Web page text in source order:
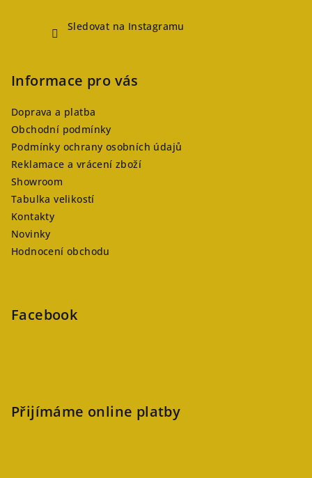
Sledovat na Instagramu
Informace pro vás
Doprava a platba
Obchodní podmínky
Podmínky ochrany osobních údajů
Reklamace a vrácení zboží
Showroom
Tabulka velikostí
Kontakty
Novinky
Hodnocení obchodu
Facebook
Přijímáme online platby